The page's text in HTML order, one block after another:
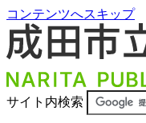
コンテンツへスキップ
サイト内検索